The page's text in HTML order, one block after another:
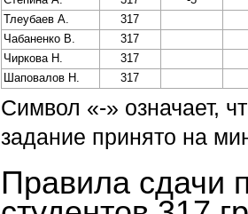
Тлеубаев А.
317
Чабаненко В.
317
Чиркова Н.
317
Шаповалов Н.
317
Символ «-» означает,
задание принято на
Правила сдачи